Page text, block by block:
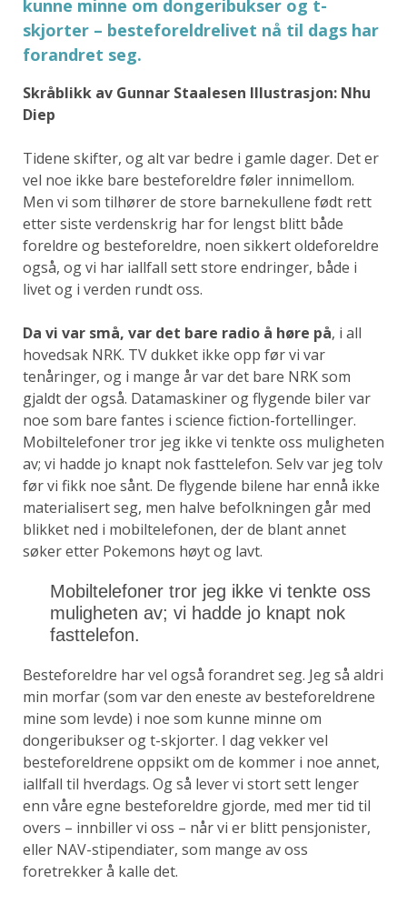
kunne minne om dongeribukser og t-
skjorter – besteforeldrelivet nå til dags har
forandret seg.
Skråblikk av Gunnar Staalesen Illustrasjon: Nhu
Diep
Tidene skifter, og alt var bedre i gamle dager. Det er
vel noe ikke bare besteforeldre føler innimellom.
Men vi som tilhører de store barnekullene født rett
etter siste verdenskrig har for lengst blitt både
foreldre og besteforeldre, noen sikkert oldeforeldre
også, og vi har iallfall sett store endringer, både i
livet og i verden rundt oss.
Da vi var små, var det bare radio å høre på, i all
hovedsak NRK. TV dukket ikke opp før vi var
tenåringer, og i mange år var det bare NRK som
gjaldt der også. Datamaskiner og flygende biler var
noe som bare fantes i science fiction-fortellinger.
Mobiltelefoner tror jeg ikke vi tenkte oss muligheten
av; vi hadde jo knapt nok fasttelefon. Selv var jeg tolv
før vi fikk noe sånt. De flygende bilene har ennå ikke
materialisert seg, men halve befolkningen går med
blikket ned i mobiltelefonen, der de blant annet
søker etter Pokemons høyt og lavt.
Mobiltelefoner tror jeg ikke vi tenkte oss
muligheten av; vi hadde jo knapt nok
fasttelefon.
Besteforeldre har vel også forandret seg. Jeg så aldri
min morfar (som var den eneste av besteforeldrene
mine som levde) i noe som kunne minne om
dongeribukser og t-skjorter. I dag vekker vel
besteforeldrene oppsikt om de kommer i noe annet,
iallfall til hverdags. Og så lever vi stort sett lenger
enn våre egne besteforeldre gjorde, med mer tid til
overs – innbiller vi oss – når vi er blitt pensjonister,
eller NAV-stipendiater, som mange av oss
foretrekker å kalle det.